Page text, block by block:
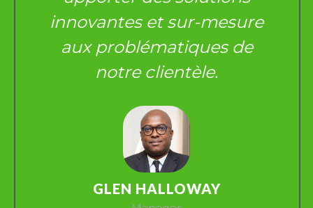
innovantes et sur-mesure
aux problématiques de
notre clientèle.
GLEN HALLOWAY